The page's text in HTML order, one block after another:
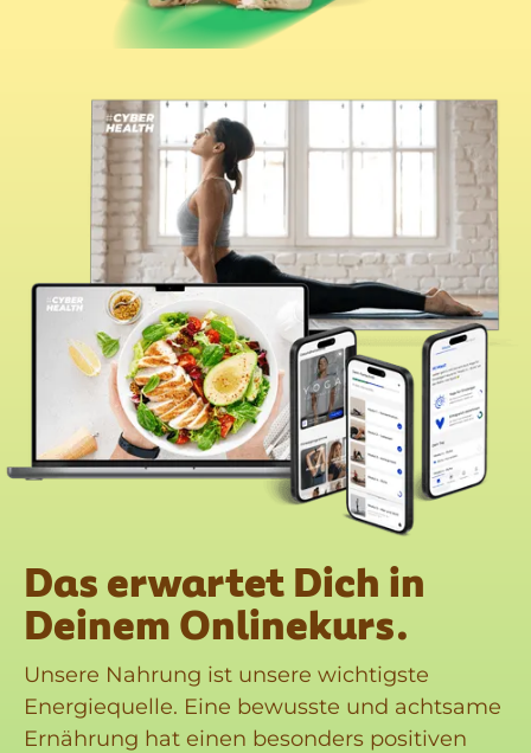
Das erwartet Dich in
Deinem Onlinekurs.
Unsere Nahrung ist unsere wichtigste
Energiequelle. Eine bewusste und achtsame
Ernährung hat einen besonders positiven